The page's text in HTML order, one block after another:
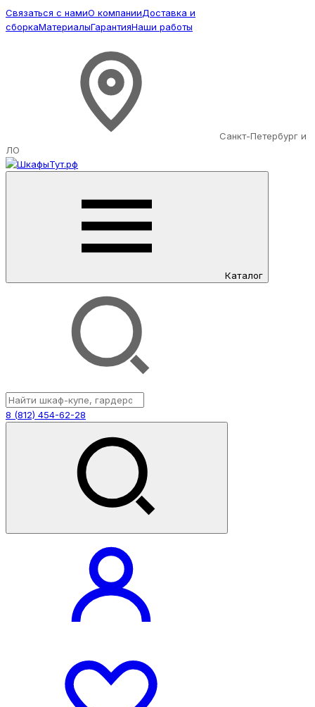
Связаться с намиО компанииДоставка и
сборкаМатериалыГарантияНаши работы
Санкт-Петербург и
ЛО
Каталог
8 (812) 454-62-28